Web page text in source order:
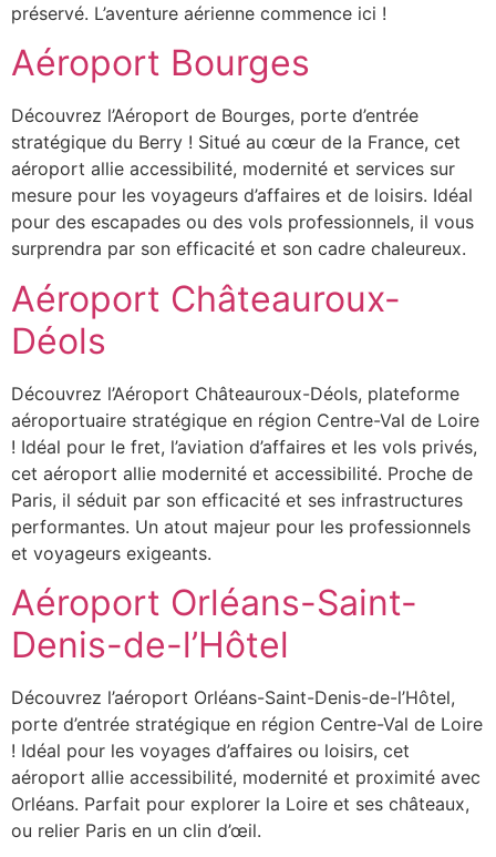
préservé. L’aventure aérienne commence ici !
Aéroport Bourges
Découvrez l’Aéroport de Bourges, porte d’entrée
stratégique du Berry ! Situé au cœur de la France, cet
aéroport allie accessibilité, modernité et services sur
mesure pour les voyageurs d’affaires et de loisirs. Idéal
pour des escapades ou des vols professionnels, il vous
surprendra par son efficacité et son cadre chaleureux.
Aéroport Châteauroux-
Déols
Découvrez l’Aéroport Châteauroux-Déols, plateforme
aéroportuaire stratégique en région Centre-Val de Loire
! Idéal pour le fret, l’aviation d’affaires et les vols privés,
cet aéroport allie modernité et accessibilité. Proche de
Paris, il séduit par son efficacité et ses infrastructures
performantes. Un atout majeur pour les professionnels
et voyageurs exigeants.
Aéroport Orléans-Saint-
Denis-de-l’Hôtel
Découvrez l’aéroport Orléans-Saint-Denis-de-l’Hôtel,
porte d’entrée stratégique en région Centre-Val de Loire
! Idéal pour les voyages d’affaires ou loisirs, cet
aéroport allie accessibilité, modernité et proximité avec
Orléans. Parfait pour explorer la Loire et ses châteaux,
ou relier Paris en un clin d’œil.